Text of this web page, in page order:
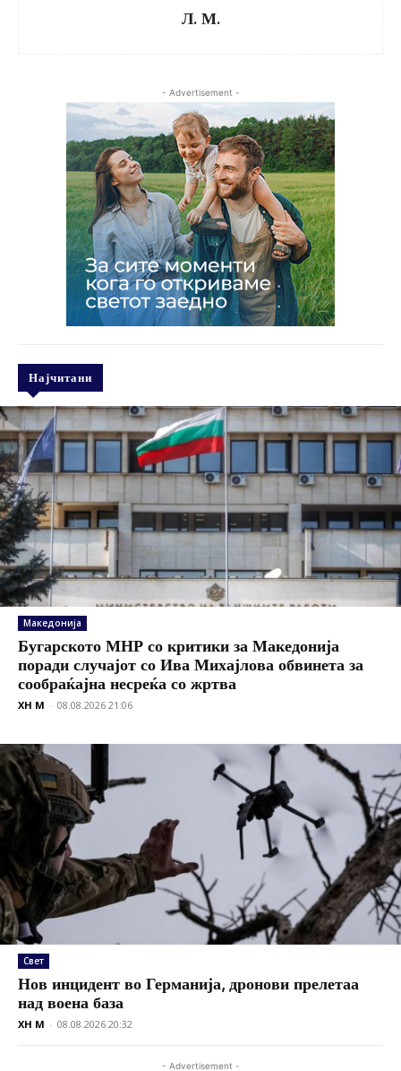
Л. М.
- Advertisement -
Најчитани
Македонија
Бугарското МНР со критики за Македонија
поради случајот со Ива Михајлова обвинета за
сообраќајна несреќа со жртва
XH M - 08.08.2026 21:06
Свет
Нов инцидент во Германија, дронови прелетаа
над воена база
XH M - 08.08.2026 20:32
- Advertisement -